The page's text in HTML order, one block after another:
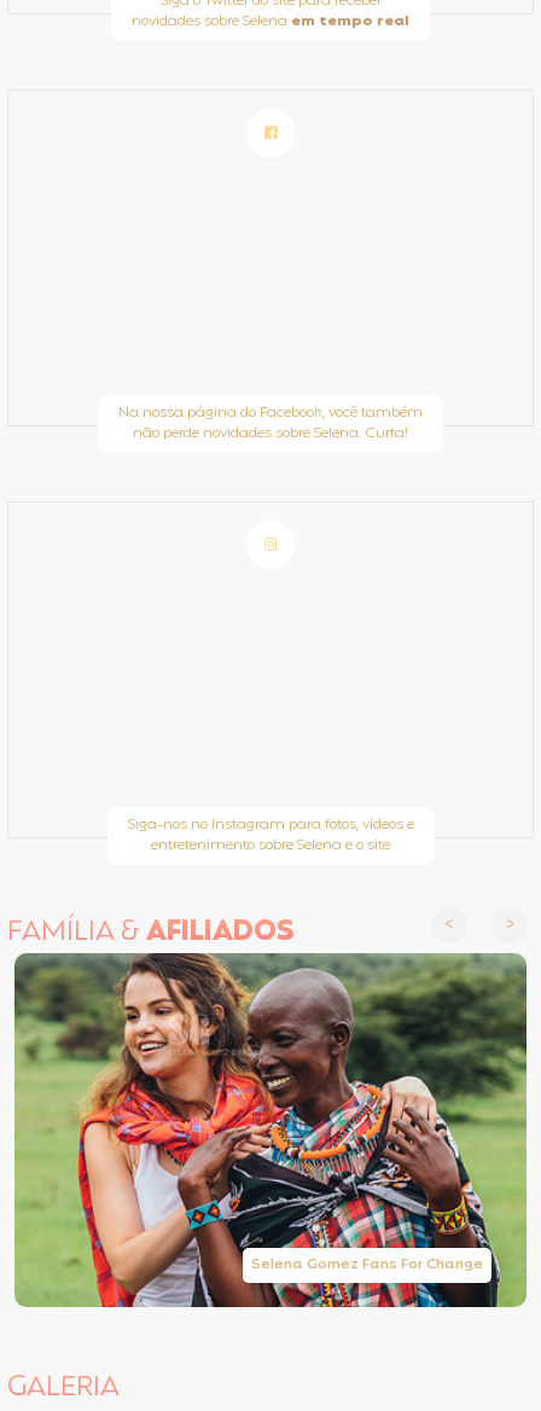
novidades sobre Selena em tempo real
Na nossa página do Facebook, você também
não perde novidades sobre Selena. Curta!
Siga-nos no Instagram para fotos, vídeos e
entretenimento sobre Selena e o site
FAMÍLIA &AFILIADOS
Selena Gomez Fans For Change
GALERIA